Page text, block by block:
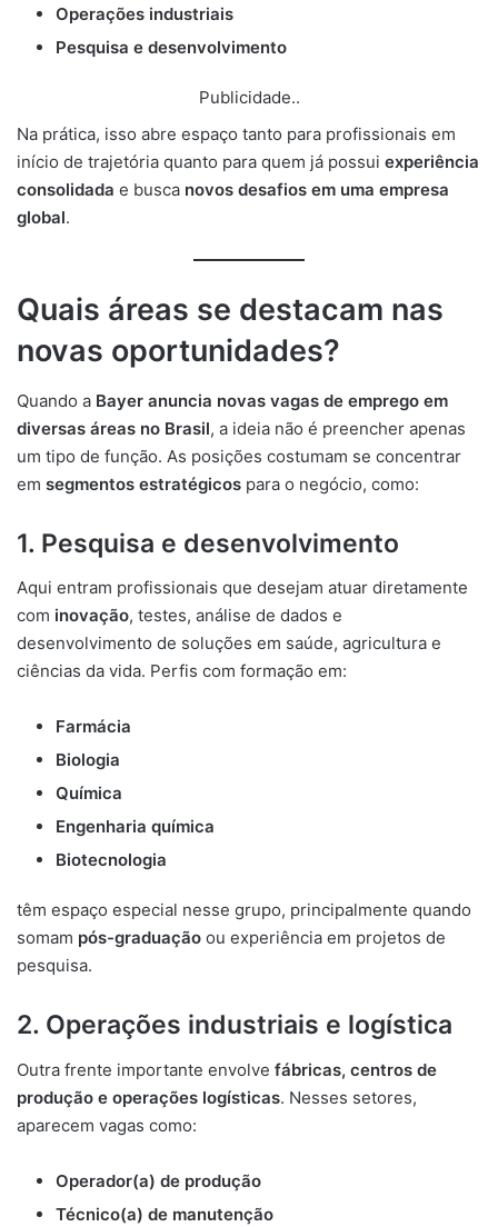
Operações industriais
Pesquisa e desenvolvimento
Publicidade..
Na prática, isso abre espaço tanto para profissionais em
início de trajetória quanto para quem já possui experiência
consolidada e busca novos desafios em uma empresa
global.
Quais áreas se destacam nas
novas oportunidades?
Quando a Bayer anuncia novas vagas de emprego em
diversas áreas no Brasil, a ideia não é preencher apenas
um tipo de função. As posições costumam se concentrar
em segmentos estratégicos para o negócio, como:
1. Pesquisa e desenvolvimento
Aqui entram profissionais que desejam atuar diretamente
com inovação, testes, análise de dados e
desenvolvimento de soluções em saúde, agricultura e
ciências da vida. Perfis com formação em:
Farmácia
Biologia
Química
Engenharia química
Biotecnologia
têm espaço especial nesse grupo, principalmente quando
somam pós-graduação ou experiência em projetos de
pesquisa.
2. Operações industriais e logística
Outra frente importante envolve fábricas, centros de
produção e operações logísticas. Nesses setores,
aparecem vagas como:
Operador(a) de produção
Técnico(a) de manutenção